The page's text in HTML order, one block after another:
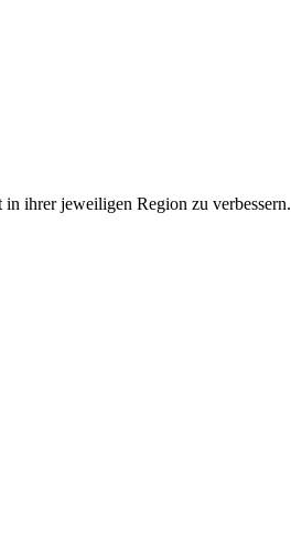
ihrer jeweiligen Region zu verbessern.